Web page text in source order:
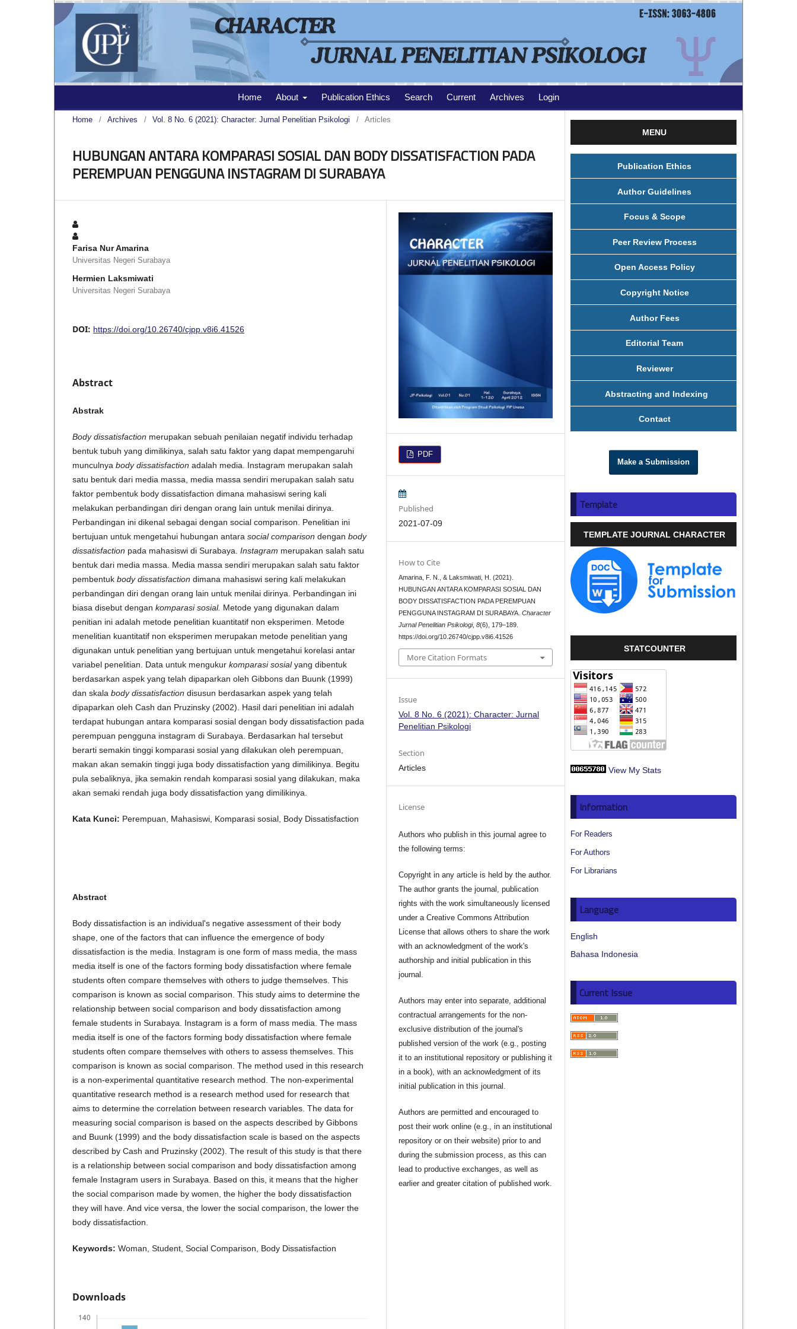
Home About Publication Ethics Search Current Archives Login
Home / Archives / Vol. 8 No. 6 (2021): Character: Jurnal Penelitian Psikologi / Articles
HUBUNGAN ANTARA KOMPARASI SOSIAL DAN BODY DISSATISFACTION PADA
PEREMPUAN PENGGUNA INSTAGRAM DI SURABAYA
Farisa Nur Amarina
Universitas Negeri Surabaya
Hermien Laksmiwati
Universitas Negeri Surabaya
DOI: https://doi.org/10.26740/cjpp.v8i6.41526
Abstract
Abstrak
Body dissatisfaction merupakan sebuah penilaian negatif individu terhadap
bentuk tubuh yang dimilikinya, salah satu faktor yang dapat mempengaruhi
munculnya body dissatisfaction adalah media. Instagram merupakan salah
satu bentuk dari media massa, media massa sendiri merupakan salah satu
faktor pembentuk body dissatisfaction dimana mahasiswi sering kali
melakukan perbandingan diri dengan orang lain untuk menilai dirinya.
Perbandingan ini dikenal sebagai dengan social comparison. Penelitian ini
bertujuan untuk mengetahui hubungan antara social comparison dengan body
dissatisfaction pada mahasiswi di Surabaya. Instagram merupakan salah satu
bentuk dari media massa. Media massa sendiri merupakan salah satu faktor
pembentuk body dissatisfaction dimana mahasiswi sering kali melakukan
perbandingan diri dengan orang lain untuk menilai dirinya. Perbandingan ini
biasa disebut dengan komparasi sosial. Metode yang digunakan dalam
penitian ini adalah metode penelitian kuantitatif non eksperimen. Metode
menelitian kuantitatif non eksperimen merupakan metode penelitian yang
digunakan untuk penelitian yang bertujuan untuk mengetahui korelasi antar
variabel penelitian. Data untuk mengukur komparasi sosialyang dibentuk
berdasarkan aspek yang telah dipaparkan oleh Gibbons dan Buunk (1999)
dan skala body dissatisfaction disusun berdasarkan aspek yang telah
dipaparkan oleh Cash dan Pruzinsky (2002). Hasil dari penelitian ini adalah
terdapat hubungan antara komparasi sosial dengan body dissatisfaction pada
perempuan pengguna instagram di Surabaya. Berdasarkan hal tersebut
berarti semakin tinggi komparasi sosial yang dilakukan oleh perempuan,
makan akan semakin tinggi juga body dissatisfaction yang dimilikinya. Begitu
pula sebaliknya, jika semakin rendah komparasi sosial yang dilakukan, maka
akan semaki rendah juga body dissatisfaction yang dimilikinya.
Kata Kunci: Perempuan, Mahasiswi, Komparasi sosial, Body Dissatisfaction
Abstract
Body dissatisfaction is an individual's negative assessment of their body
shape, one of the factors that can influence the emergence of body
dissatisfaction is the media. Instagram is one form of mass media, the mass
media itself is one of the factors forming body dissatisfaction where female
students often compare themselves with others to judge themselves. This
comparison is known as social comparison. This study aims to determine the
relationship between social comparison and body dissatisfaction among
female students in Surabaya. Instagram is a form of mass media. The mass
media itself is one of the factors forming body dissatisfaction where female
students often compare themselves with others to assess themselves. This
comparison is known as social comparison. The method used in this research
is a non-experimental quantitative research method. The non-experimental
quantitative research method is a research method used for research that
aims to determine the correlation between research variables. The data for
measuring social comparison is based on the aspects described by Gibbons
and Buunk (1999) and the body dissatisfaction scale is based on the aspects
described by Cash and Pruzinsky (2002). The result of this study is that there
is a relationship between social comparison and body dissatisfaction among
female Instagram users in Surabaya. Based on this, it means that the higher
the social comparison made by women, the higher the body dissatisfaction
they will have. And vice versa, the lower the social comparison, the lower the
body dissatisfaction.
Keywords: Woman, Student, Social Comparison, Body Dissatisfaction
Downloads
PDF
Published
2021-07-09
How to Cite
Amarina, F. N., & Laksmiwati, H. (2021).
HUBUNGAN ANTARA KOMPARASI SOSIAL DAN
BODY DISSATISFACTION PADA PEREMPUAN
PENGGUNA INSTAGRAM DI SURABAYA.Character
Jurnal Penelitian Psikologi,8(6), 179–189.
https://doi.org/10.26740/cjpp.v8i6.41526
More Citation Formats
Issue
Vol. 8 No. 6 (2021): Character: Jurnal
Penelitian Psikologi
Section
Articles
License
Authors who publish in this journal agree to
the following terms:
Copyright in any article is held by the author.
The author grants the journal, publication
rights with the work simultaneously licensed
under a Creative Commons Attribution
License that allows others to share the work
with an acknowledgment of the work's
authorship and initial publication in this
journal.
Authors may enter into separate, additional
contractual arrangements for the non-
exclusive distribution of the journal's
published version of the work (e.g., posting
it to an institutional repository or publishing it
in a book), with an acknowledgment of its
initial publication in this journal.
Authors are permitted and encouraged to
post their work online (e.g., in an institutional
repository or on their website) prior to and
during the submission process, as this can
lead to productive exchanges, as well as
earlier and greater citation of published work.
MENU
Publication Ethics
Author Guidelines
Focus & Scope
Peer Review Process
Open Access Policy
Copyright Notice
Author Fees
Editorial Team
Reviewer
Abstracting and Indexing
Contact
Make a Submission
Template
TEMPLATE JOURNAL CHARACTER
STATCOUNTER
View My Stats
Information
For Readers
For Authors
For Librarians
Language
English
Bahasa Indonesia
Current Issue